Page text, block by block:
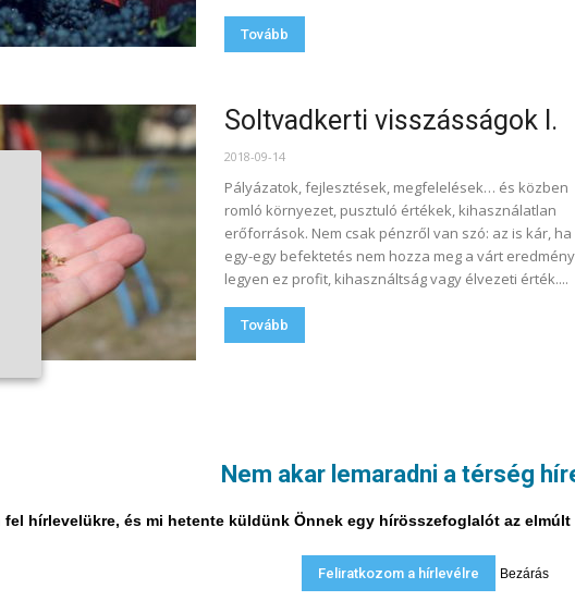
Nem akar lemaradni a térség
fel hírlevelükre, és mi hetente küldünk Önnek egy hírösszefoglalót az
Feliratkozom a hírlevélre Bezárás
Tovább
Soltvadkerti visszásságok I.
2018-09-14
Pályázatok, fejlesztések, megfelelések… és közben
romló környezet, pusztuló értékek, kihasználatlan
erőforrások. Nem csak pénzről van szó: az is kár, ha
egy-egy befektetés nem hozza meg a várt
legyen ez profit, kihasználtság vagy élvezeti érték....
Tovább
14. oldal a